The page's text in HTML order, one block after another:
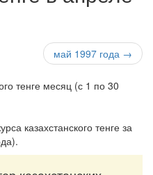
май 1997 года →
казахстанского тенге за
.